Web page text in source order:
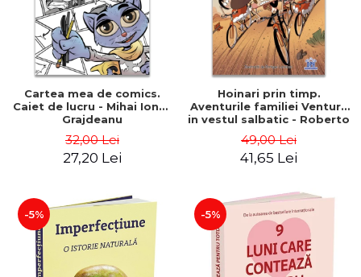
Cartea mea de comics.
Caiet de lucru - Mihai Ionut
Grajdeanu
32,00 Lei
27,20 Lei
Hoinari prin timp.
Aventurile familiei Ventura
in vestul salbatic - Roberto
49,00 Lei
41,65 Lei
-5% -5%